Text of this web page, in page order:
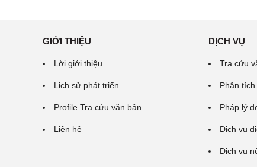
GIỚI THIỆU
Lời giới thiệu
Lịch sử phát triển
Profile Tra cứu văn bản
Liên hệ
DỊCH VỤ
Tra cứu
Phân
Pháp lý
Dịch vụ
Dịch vụ